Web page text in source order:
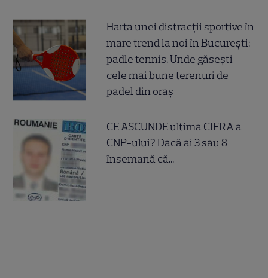
Harta unei distracții sportive în
mare trend la noi în București:
padle tennis. Unde găsești
cele mai bune terenuri de
padel din oraș
CE ASCUNDE ultima CIFRA a
CNP-ului? Dacă ai 3 sau 8
însemană că...